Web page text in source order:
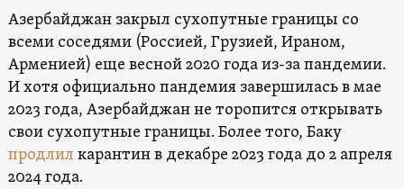
Азербайджан закрыл сухопутные границы со
всеми соседями (Россией, Грузией, Ираном,
Арменией) еще весной 2020 года из-за пандемии.
И хотя официально пандемия завершилась в мае
2023 года, Азербайджан не торопится открывать
свои сухопутные границы. Более того, Баку
продлил карантин в декабре 2023 года до 2 апреля
2024 года.